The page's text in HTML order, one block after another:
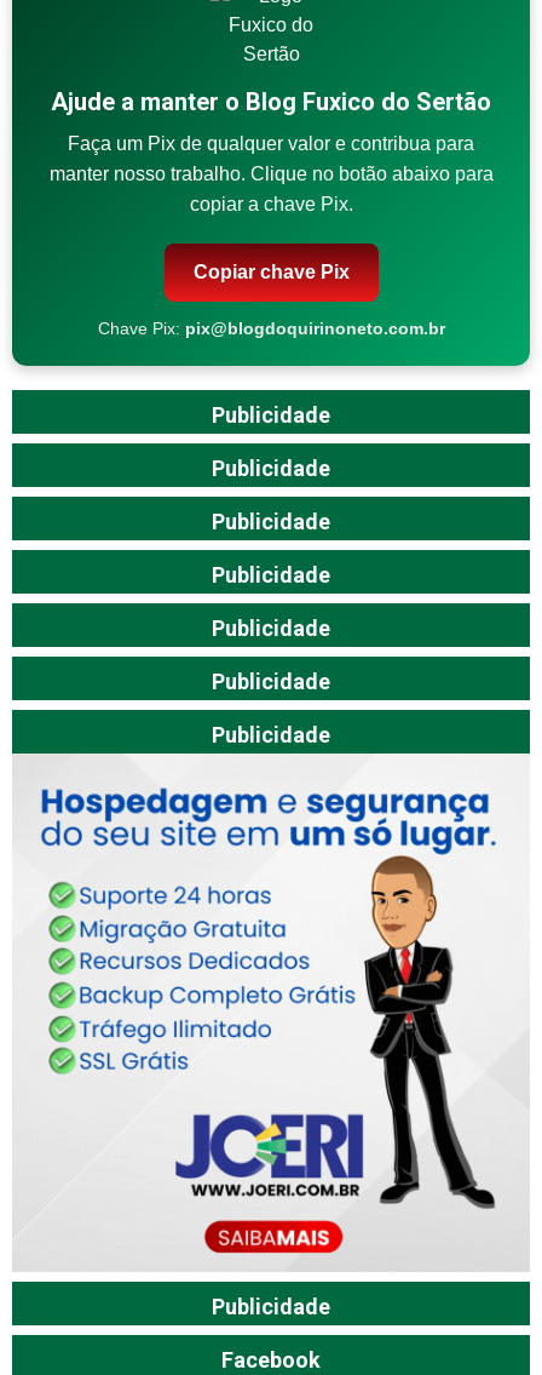
Ajude a manter o Blog Fuxico do Sertão
Faça um Pix de qualquer valor e contribua para
manter nosso trabalho. Clique no botão abaixo para
copiar a chave Pix.
Copiar chave Pix
Chave Pix: pix@blogdoquirinoneto.com.br
Publicidade
Publicidade
Publicidade
Publicidade
Publicidade
Publicidade
Publicidade
Publicidade
Facebook